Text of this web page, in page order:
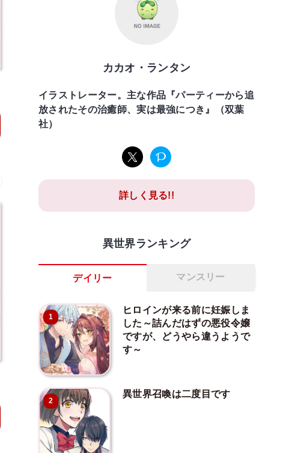
カカオ・ランタン
イラストレーター。主な作品『パーティーから追
放されたその治癒師、実は最強につき』（双葉
社）
詳しく見る!!
異世界ランキング
デイリー マンスリー
1
ヒロインが来る前に妊娠しま
した～詰んだはずの悪役令嬢
ですが、どうやら違うようで
す～
2
異世界召喚は二度目です